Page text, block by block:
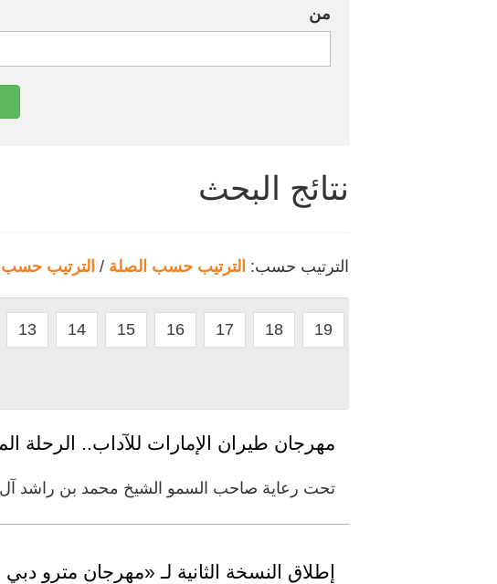
من
نتائج البحث
الترتيب حسب: الترتيب حسب الصلة / الترتيب حسب
13 14 15 16 17 18 19
مهرجان طيران الإمارات للآداب.. الرحلة
تحت رعاية صاحب السمو الشيخ محمد بن راشد آل
إطلاق النسخة الثانية لـ «مهرجان مترو